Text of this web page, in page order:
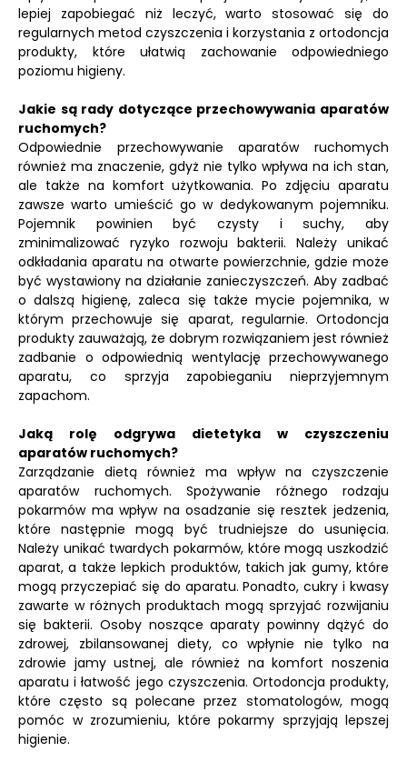
lepiej zapobiegać niż leczyć, warto stosować się do
regularnych metod czyszczenia i korzystania z ortodoncja
produkty, które ułatwią zachowanie odpowiedniego
poziomu higieny.
Jakie są rady dotyczące przechowywania aparatów
ruchomych?
Odpowiednie przechowywanie aparatów ruchomych
również ma znaczenie, gdyż nie tylko wpływa na ich stan,
ale także na komfort użytkowania. Po zdjęciu aparatu
zawsze warto umieścić go w dedykowanym pojemniku.
Pojemnik powinien być czysty i suchy, aby
zminimalizować ryzyko rozwoju bakterii. Należy unikać
odkładania aparatu na otwarte powierzchnie, gdzie może
być wystawiony na działanie zanieczyszczeń. Aby zadbać
o dalszą higienę, zaleca się także mycie pojemnika, w
którym przechowuje się aparat, regularnie. Ortodoncja
produkty zauważają, że dobrym rozwiązaniem jest również
zadbanie o odpowiednią wentylację przechowywanego
aparatu, co sprzyja zapobieganiu nieprzyjemnym
zapachom.
Jaką rolę odgrywa dietetyka w czyszczeniu
aparatów ruchomych?
Zarządzanie dietą również ma wpływ na czyszczenie
aparatów ruchomych. Spożywanie różnego rodzaju
pokarmów ma wpływ na osadzanie się resztek jedzenia,
które następnie mogą być trudniejsze do usunięcia.
Należy unikać twardych pokarmów, które mogą uszkodzić
aparat, a także lepkich produktów, takich jak gumy, które
mogą przyczepiać się do aparatu. Ponadto, cukry i kwasy
zawarte w różnych produktach mogą sprzyjać rozwijaniu
się bakterii. Osoby noszące aparaty powinny dążyć do
zdrowej, zbilansowanej diety, co wpłynie nie tylko na
zdrowie jamy ustnej, ale również na komfort noszenia
aparatu i łatwość jego czyszczenia. Ortodoncja produkty,
które często są polecane przez stomatologów, mogą
pomóc w zrozumieniu, które pokarmy sprzyjają lepszej
higienie.